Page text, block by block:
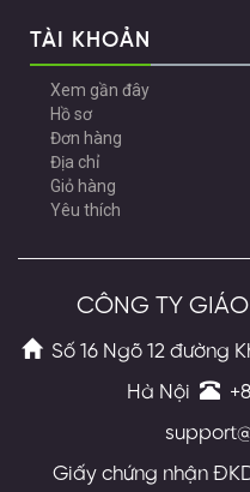
TÀI KHOẢN
Xem gần đây
Hồ sơ
Đơn hàng
Địa chỉ
Giỏ hàng
Yêu thích
CÔNG TY
Số 16 Ngõ 12 đường
Hà Nội
Giấy chứng nhận